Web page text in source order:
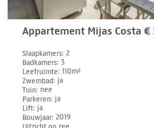
Appartement Mijas Costa
Slaapkamers 2
Badkamers 3
Leefruimte 110m²
Zwembad ja
Tuin nee
Parkeren ja
Lift ja
Bouwjaar 2019